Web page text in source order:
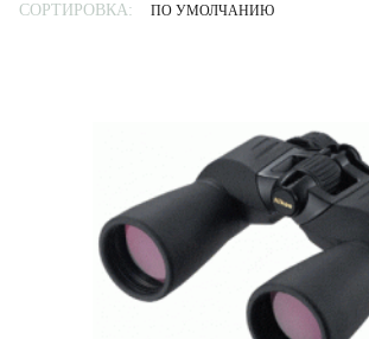
СОРТИРОВКА: